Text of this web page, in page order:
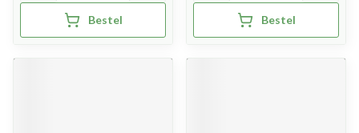
Bestel Bestel